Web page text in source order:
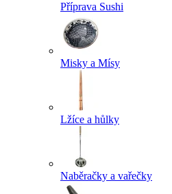
Příprava Sushi
Misky a Mísy
Lžíce a hůlky
Naběračky a vařečky